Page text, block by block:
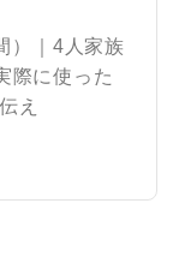
）｜4人家族
際に使った
え